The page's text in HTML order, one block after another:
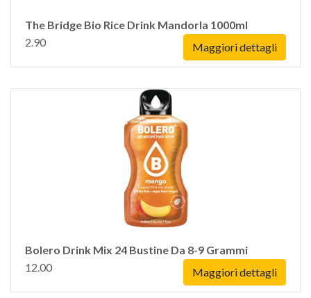
The Bridge Bio Rice Drink Mandorla 1000ml
2.90
Maggiori dettagli
Bolero Drink Mix 24 Bustine Da 8-9 Grammi
12.00
Maggiori dettagli